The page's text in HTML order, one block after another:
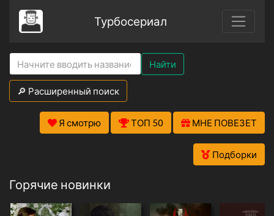
Турбосериал
Найти
🔎 Расширенный поиск
Я смотрю ТОП 50 МНЕ ПОВЕЗЕТ
Подборки
Горячие новинки